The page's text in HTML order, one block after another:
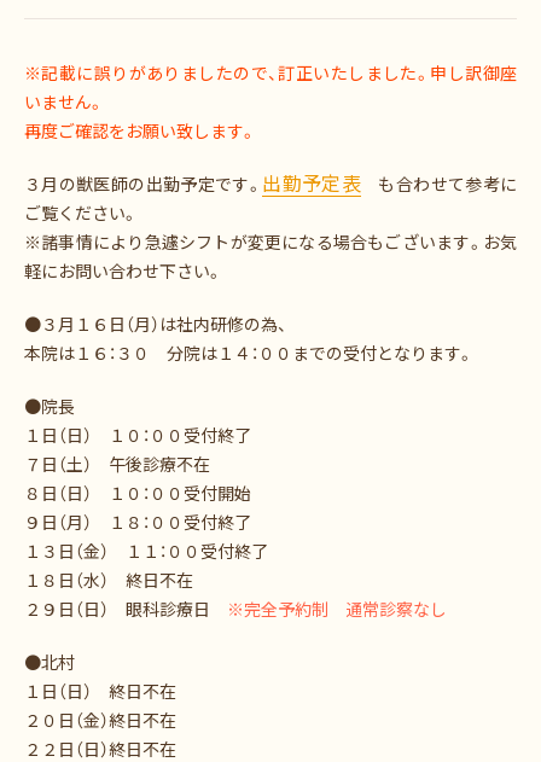
※記載に誤りがありましたので、訂正いたしました。申し訳御座
いません。
再度ご確認をお願い致します。
３月の獣医師の出勤予定です。 出勤予定表 も合わせて参考に
ご覧ください。
※諸事情により急遽シフトが変更になる場合もございます。お気
軽にお問い合わせ下さい。
●３月１６日（月）は社内研修の為、
本院は１６：３０ 分院は１４：００までの受付となります。
●院長
１日（日） １０：００受付終了
７日（土） 午後診療不在
８日（日） １０：００受付開始
９日（月） １８：００受付終了
１３日（金） １１：００受付終了
１８日（水） 終日不在
２９日（日） 眼科診療日 ※完全予約制 通常診察なし
●北村
１日（日） 終日不在
２０日（金）終日不在
２２日（日）終日不在